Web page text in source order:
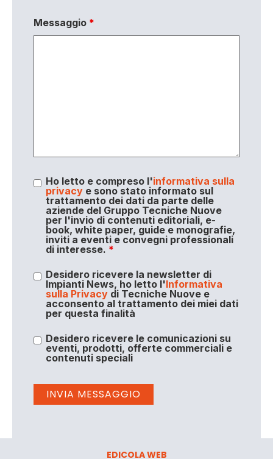
Messaggio *
Ho letto e compreso l'informativa sulla
privacye sono stato informato sul
trattamento dei dati da parte delle
aziende del Gruppo Tecniche Nuove
per l'invio di contenuti editoriali, e-
book, white paper, guide e monografie,
inviti a eventi e convegni professionali
di interesse. *
Desidero ricevere la newsletter di
Impianti News, ho letto l'Informativa
sulla Privacydi Tecniche Nuove e
acconsento al trattamento dei miei dati
per questa finalità
Desidero ricevere le comunicazioni su
eventi, prodotti, offerte commerciali e
contenuti speciali
EDICOLA WEB